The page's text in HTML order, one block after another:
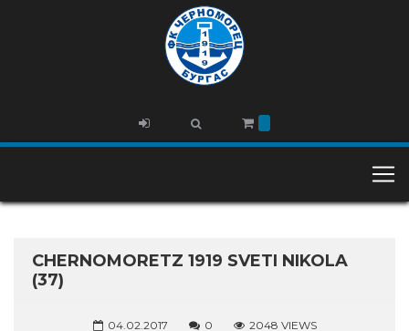
CHERNOMORETZ 1919 SVETI NIKOLA
(37)
04.02.2017 0 2048 VIEWS